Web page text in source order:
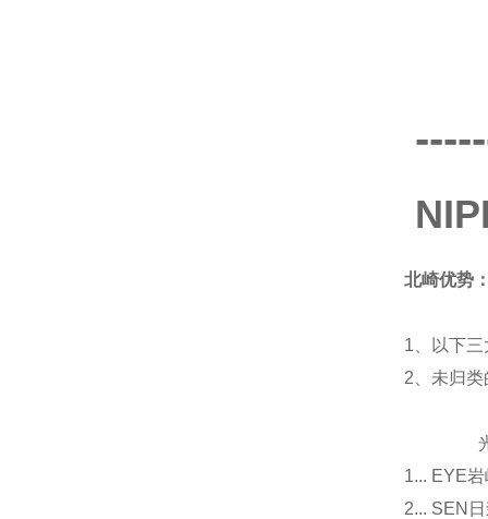
北崎优势
1、以下
2、未归
光源
1... EYE
2... SEN